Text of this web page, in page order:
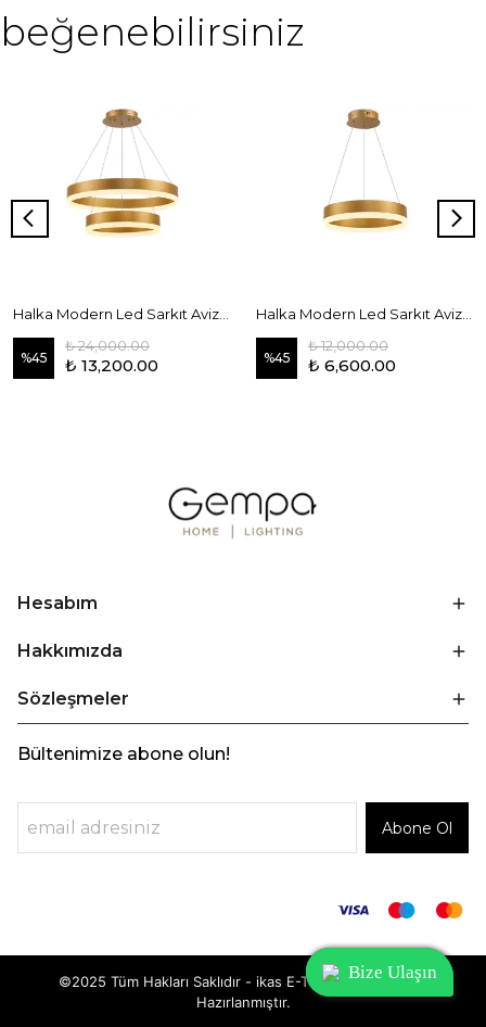
beğenebilirsiniz
%45
₺ 24,000.00
₺ 13,200.00 %45
₺ 12,000.00
₺ 6,600.00
Hesabım
Hakkımızda
Sözleşmeler
Bültenimize abone olun!
Abone Ol
©2025 Tüm Hakları Saklıdır - ikas E-TicaretAltyapısı ile
Hazırlanmıştır.
Bize Ulaşın
Bize Ulaşın
Bize Ulaşın